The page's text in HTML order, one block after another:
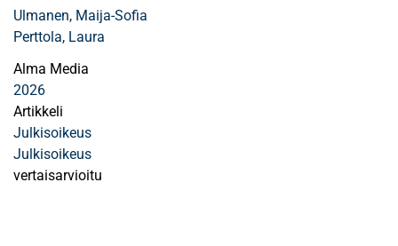
Ulmanen, Maija-Sofia
Perttola, Laura
Alma Media
2026
Artikkeli
Julkisoikeus
Julkisoikeus
vertaisarvioitu